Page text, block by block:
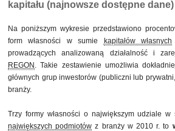
kapitału (najnowsze dostępne dane)
Na poniższym wykresie przedstawiono
form własności w sumie
kapitałów własnych
prowadzących analizowaną działalność i
REGON . Takie zestawienie umożliwia
głównych grup inwestorów (publiczni lub
branży.
Trzy formy własności o największym udziale w
największych podmiotów z branży w 2010 r. to